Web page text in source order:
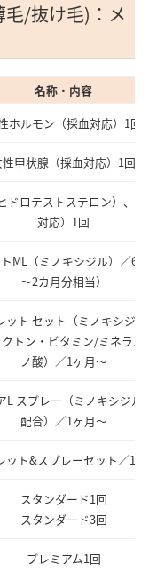
毛/抜け毛)：メ
名称・内容
ホルモン（採血対応）1回
甲状腺（採血対応）1回
ドロテストステロン）、
対応）1回
ML（ミノキシジル）／60
～2カ月分相当）
ット セット（ミノキシジ
トン・ビタミン/ミネラル
ノ酸）／1ヶ月～
L スプレー（ミノキシジル
配合）／1ヶ月～
ット&スプレーセット／1
スタンダード1回
スタンダード3回
プレミアム1回